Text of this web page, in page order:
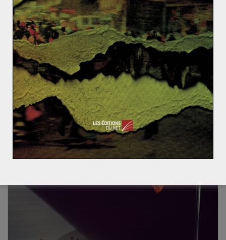
Ukraine : une guerre locale en passe de
devenir mondiale ? (7/7)
5 avril 2024 0